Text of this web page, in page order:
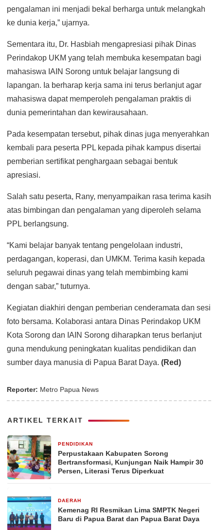
pengalaman ini menjadi bekal berharga untuk melangkah
ke dunia kerja,” ujarnya.
Sementara itu, Dr. Hasbiah mengapresiasi pihak Dinas
Perindakop UKM yang telah membuka kesempatan bagi
mahasiswa IAIN Sorong untuk belajar langsung di
lapangan. Ia berharap kerja sama ini terus berlanjut agar
mahasiswa dapat memperoleh pengalaman praktis di
dunia pemerintahan dan kewirausahaan.
Pada kesempatan tersebut, pihak dinas juga menyerahkan
kembali para peserta PPL kepada pihak kampus disertai
pemberian sertifikat penghargaan sebagai bentuk
apresiasi.
Salah satu peserta, Rany, menyampaikan rasa terima kasih
atas bimbingan dan pengalaman yang diperoleh selama
PPL berlangsung.
“Kami belajar banyak tentang pengelolaan industri,
perdagangan, koperasi, dan UMKM. Terima kasih kepada
seluruh pegawai dinas yang telah membimbing kami
dengan sabar,” tuturnya.
Kegiatan diakhiri dengan pemberian cenderamata dan sesi
foto bersama. Kolaborasi antara Dinas Perindakop UKM
Kota Sorong dan IAIN Sorong diharapkan terus berlanjut
guna mendukung peningkatan kualitas pendidikan dan
sumber daya manusia di Papua Barat Daya. (Red)
Reporter: Metro Papua News
ARTIKEL TERKAIT
PENDIDIKAN
Perpustakaan Kabupaten Sorong
Bertransformasi, Kunjungan Naik Hampir 30
Persen, Literasi Terus Diperkuat
DAERAH
Kemenag RI Resmikan Lima SMPTK Negeri
Baru di Papua Barat dan Papua Barat Daya